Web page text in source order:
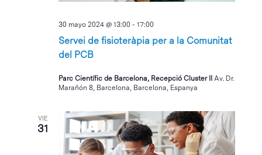
Servei de fisioteràpia per a la Comunitat
del PCB
30 mayo 2024 @ 13:00 -17:00
Parc Científic de Barcelona, Recepció Cluster IIAv. Dr.
Marañón 8, Barcelona, Barcelona, Espanya
VIE
31